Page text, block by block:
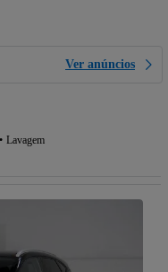
Ver anúncios
Lavagem